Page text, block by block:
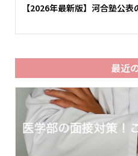
【2026年最新版】河合塾公
最近